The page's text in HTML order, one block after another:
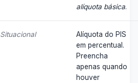
alíquota básica.
Situacional
Alíquota do PIS
em percentual.
Preencha
apenas quando
houver